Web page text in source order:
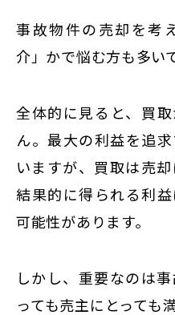
事故物件の売却を考
介」かで悩む方も多い
全体的に見ると、買
ん。最大の利益を追
いますが、買取は売
結果的に得られる利
可能性があります。
しかし、重要なのは
っても売主にとっても